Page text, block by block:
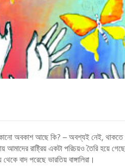
কোনো অবকাশ আছে কি? – অবশ্যই নেই, থাকতে
আমাদের রাষ্ট্রিয় একটা পরিচয়ও তৈরি হয়ে
বাদ পরেছে ভারতিয় বাঙ্গালিরা।